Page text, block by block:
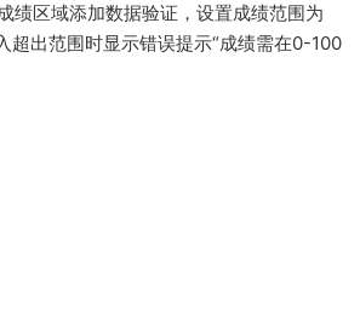
绩区域添加数据验证，设置成绩范围为
超出范围时显示错误提示“成绩需在0-100